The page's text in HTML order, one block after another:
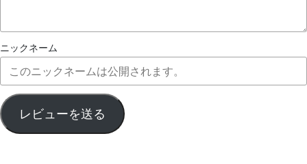
ニックネーム
レビューを送る